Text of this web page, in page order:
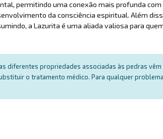
permitindo uma conexão mais profunda com
da consciência espiritual. Além
a Lazurita é uma aliada valiosa para
diferentes propriedades associadas às pedras
o tratamento médico. Para qualquer